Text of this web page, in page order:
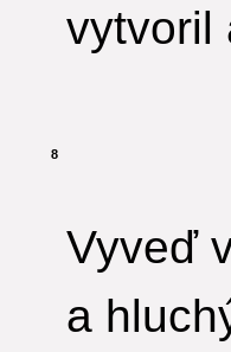
vytvoril
8
Vyveď
a